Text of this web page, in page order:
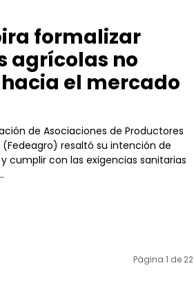
formalizar
agrícolas no
el mercado
de Asociaciones de Productores
resaltó su intención de
cumplir con las exigencias sanitarias
Página 1 de 22